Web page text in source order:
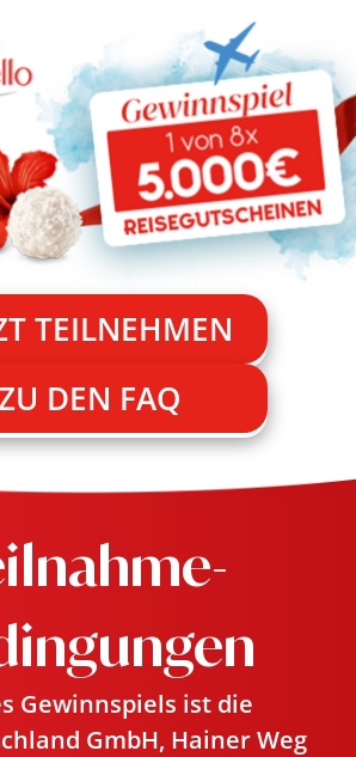
TEILNEHMEN
DEN FAQ
Gewinnspiels ist die
GmbH, Hainer Weg